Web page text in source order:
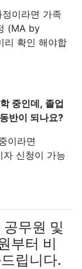
이라면 가족
(MA by
리 확인 해야합
중인데, 졸업
반이 되나요?
이라면
신청이 가능
무원 및
부터 비
립니다.